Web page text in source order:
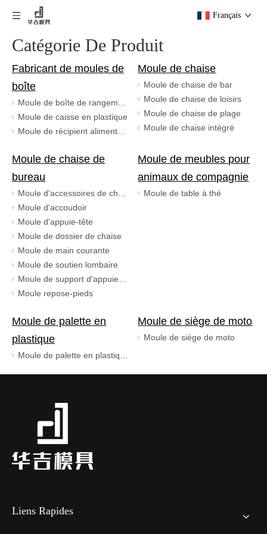
Français
Catégorie De Produit
Fabricant de moules de
boîte
Moule de caisse en plastique
Moule de chaise
Moule de chaise de bar
Moule de chaise de loisirs
Moule de chaise de plage
Moule de chaise intégré
Moule de chaise de
bureau
Moule d'accoudoir
Moule d'appuie-tête
Moule de dossier de chaise
Moule de main courante
Moule de soutien lombaire
Moule repose-pieds
Moule de meubles pour
animaux de compagnie
Moule de table à thé
Moule de palette en
plastique
Moule de siège de moto
Moule de siège de moto
Liens Rapides